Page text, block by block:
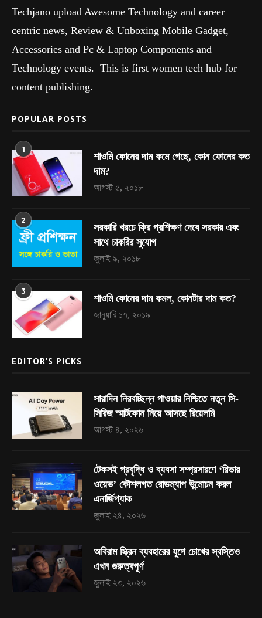
Techjano upload Awesome Technology and career
centric news, Review & Unboxing Mobile Gadget,
Accessories and Pc & Laptop Components and
Technology events. This is first women tech hub for
content publishing.
POPULAR POSTS
1
শাওমি ফোনের দাম কমে গেছে, কোন ফোনের কত
দাম?
আগস্ট ৫, ২০১৮
2
সরকারি খরচে ফ্রি প্রশিক্ষণ দেবে সরকার এবং
সাথে চাকরির সুযোগ
জুলাই ৯, ২০১৮
3
শাওমি ফোনের দাম কমল, কোনটার দাম কত?
জানুয়ারি ১৭, ২০১৯
EDITOR’S PICKS
সারাদিন নিরবচ্ছিন্ন পাওয়ার নিশ্চিতে নতুন সি-
সিরিজ স্মার্টফোন নিয়ে আসছে রিয়েলমি
আগস্ট ৪, ২০২৬
টেকসই প্রবৃদ্ধি ও ব্যবসা সম্প্রসারণে ‘রিভার
ওয়েভ’ কৌশলগত রোডম্যাপ উন্মোচন করল
এনার্জিপ্যাক
জুলাই ২৪, ২০২৬
অবিরাম স্ক্রিন ব্যবহারের যুগে চোখের স্বস্তিও
এখন গুরুত্বপূর্ণ
জুলাই ২৩, ২০২৬